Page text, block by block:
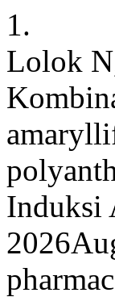
1.
Lolok
Induksi